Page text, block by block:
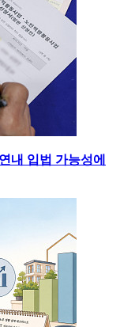
내 입법 가능성에